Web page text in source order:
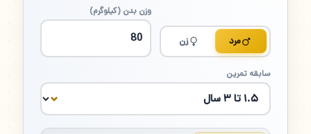
مرد زن
وزن بدن (کیلوگرم)
سابقه تمرین